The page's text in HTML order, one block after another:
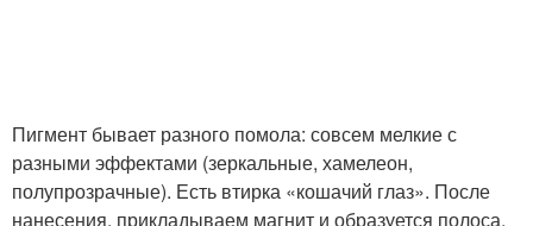
Пигмент бывает разного помола: совсем мелкие с
разными эффектами (зеркальные, хамелеон,
полупрозрачные). Есть втирка «кошачий глаз». После
нанесения, прикладываем магнит и образуется полоса.